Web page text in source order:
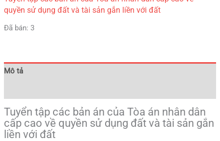
quyền sử dụng đất và tài sản gắn liền với đất
Đã bán: 3
Mô tả
Tuyển tập các bản án của Tòa án nhân dân
cấp cao về quyền sử dụng đất và tài sản gắn
liền với đất